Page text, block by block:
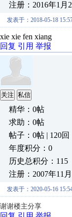
注册：2016年1月
发表于：2018-05-18
xie xie fen xiang
回复 引用 举报
关注 私信
精华：0帖
求助：0帖
帖子：0帖 | 120回
年度积分：0
历史总积分：115
注册：2007年11月
发表于：2020-05-16
谢谢楼主分享